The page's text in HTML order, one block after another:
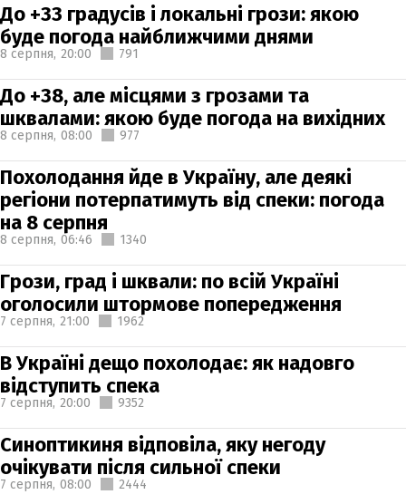
До +33 градусів і локальні грози: якою
буде погода найближчими днями
8 серпня, 20:00 791
До +38, але місцями з грозами та
шквалами: якою буде погода на вихідних
8 серпня, 08:00 977
Похолодання йде в Україну, але деякі
регіони потерпатимуть від спеки: погода
на 8 серпня
8 серпня, 06:46 1340
Грози, град і шквали: по всій Україні
оголосили штормове попередження
7 серпня, 21:00 1962
В Україні дещо похолодає: як надовго
відступить спека
7 серпня, 20:00 9352
Синоптикиня відповіла, яку негоду
очікувати після сильної спеки
7 серпня, 08:00 2444